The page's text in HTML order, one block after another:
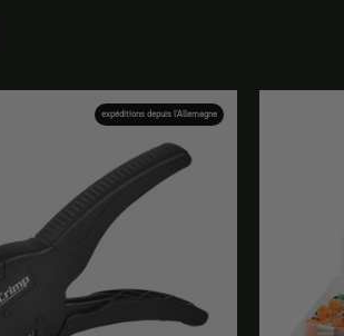
expéditions depuis l'Allemagne